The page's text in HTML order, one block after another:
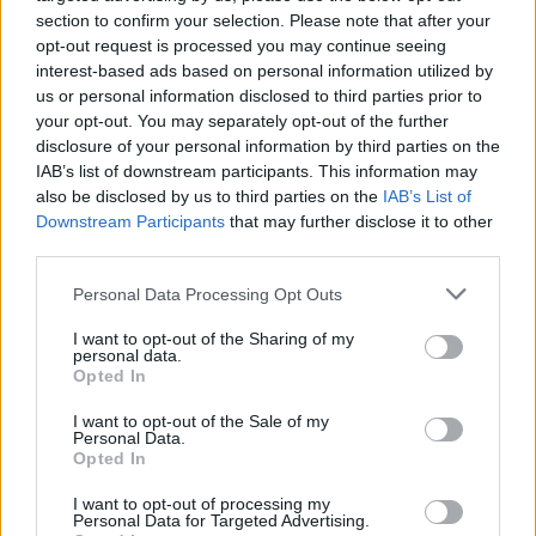
section to confirm your selection. Please note that after your
opt-out request is processed you may continue seeing
interest-based ads based on personal information utilized by
us or personal information disclosed to third parties prior to
your opt-out. You may separately opt-out of the further
disclosure of your personal information by third parties on the
IAB’s list of downstream participants. This information may
also be disclosed by us to third parties on the IAB’s List of
Downstream Participants that may further disclose it to other
Personal Data Processing Opt Outs
I want to opt-out of the Sharing of my
personal data.
Opted In
I want to opt-out of the Sale of my
Personal Data.
Opted In
I want to opt-out of processing my
Personal Data for Targeted Advertising.
μουσική, ξεκίνα να μαθαίνεις εσύ.
Φωτ.: © Γιάννης Παπαϊωάννου / OLAFAQ
– Ποιες είναι οι δυσκολίες που αντιμετωπίζει ένας